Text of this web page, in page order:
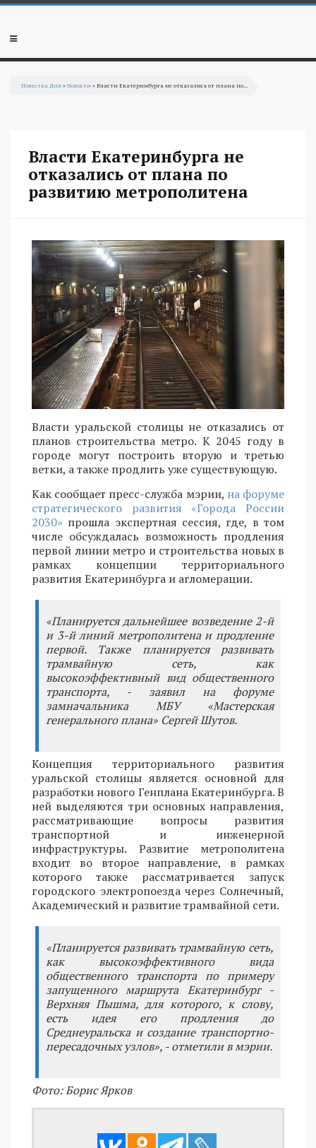
Перейти к основному содержанию
Мобильное
Повестка Дня »Новости » Власти Екатеринбурга не отказались от плана по...
Власти Екатеринбурга не
отказались от плана по
развитию метрополитена
Власти уральской столицы не отказались от
планов строительства метро. К 2045 году в
городе могут построить вторую и третью
ветки, а также продлить уже существующую.
Как сообщает пресс-служба мэрии, на форуме
стратегического развития «Города России
2030» прошла экспертная сессия, где, в том
числе обсуждалась возможность продления
первой линии метро и строительства новых в
рамках концепции территориального
развития Екатеринбурга и агломерации.
«Планируется дальнейшее возведение 2-й
и 3-й линий метрополитена и продление
первой. Также планируется развивать
трамвайную сеть, как
высокоэффективный вид общественного
транспорта, - заявил на форуме
замначальника МБУ «Мастерская
генерального плана» Сергей Шутов.
Концепция территориального развития
уральской столицы является основной для
разработки нового Генплана Екатеринбурга. В
ней выделяются три основных направления,
рассматривающие вопросы развития
транспортной и инженерной
инфраструктуры. Развитие метрополитена
входит во второе направление, в рамках
которого также рассматривается запуск
городского электропоезда через Солнечный,
Академический и развитие трамвайной сети.
«Планируется развивать трамвайную сеть,
как высокоэффективного вида
общественного транспорта по примеру
запущенного маршрута Екатеринбург -
Верхняя Пышма, для которого, к слову,
есть идея его продления до
Среднеуральска и создание транспортно-
пересадочных узлов», - отметили в мэрии.
Фото: Борис Ярков